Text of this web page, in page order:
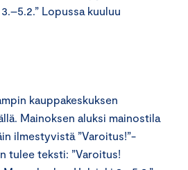
Lopussa kuuluu
kauppakeskuksen
Mainoksen aluksi mainostila
ilmestyvistä ”Varoitus!”-
tulee teksti: ”Varoitus!